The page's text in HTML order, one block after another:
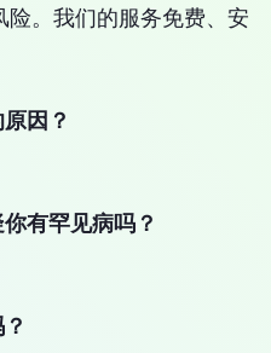
。我们的服务免费、安
因？
有罕见病吗？